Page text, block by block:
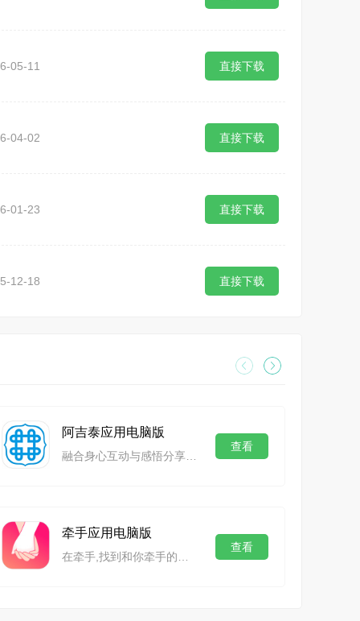
05-11 直接下载
04-02 直接下载
01-23 直接下载
12-18 直接下载
阿吉泰应用电脑版
查看
牵手应用电脑版
查看